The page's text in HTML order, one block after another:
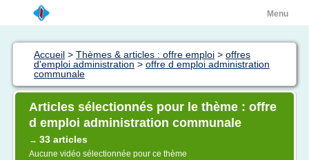
Menu
Accueil > Thèmes & articles : offre emploi > offres
d'emploi administration > offre d emploi administration
communale
Articles sélectionnés pour le thème : offre
d emploi administration communale
→ 33 articles
Aucune vidéo sélectionnée pour ce thème